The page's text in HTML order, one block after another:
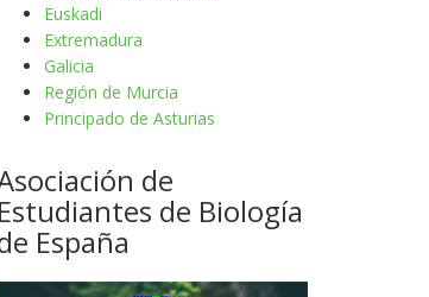
Euskadi
Extremadura
Galicia
Región de Murcia
Principado de Asturias
de
Estudiantes de Biología
España